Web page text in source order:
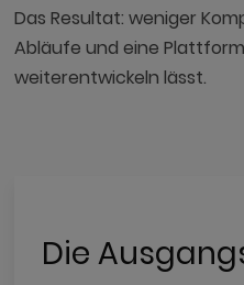
Das Resultat: weniger
Abläufe und eine
weiterentwickeln lässt.
Die